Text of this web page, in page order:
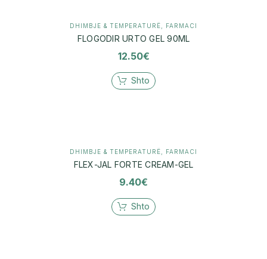
DHIMBJE & TEMPERATURË FARMACI
FLOGODIR URTO GEL 90ML
12.50€
Shto
DHIMBJE & TEMPERATURË FARMACI
FLEX-JAL FORTE CREAM-GEL
9.40€
Shto